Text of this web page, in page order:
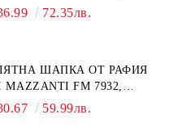
ЖЪЛТО ЦВЕТЕ
72.35лв.
ШАПКА ОТ РАФИЯ
MAZZANTI FM 7932,
59.99лв.